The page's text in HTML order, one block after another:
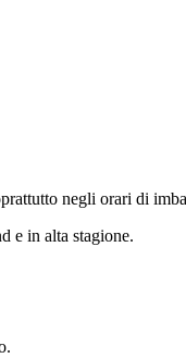
negli orari di
e in alta stagione.